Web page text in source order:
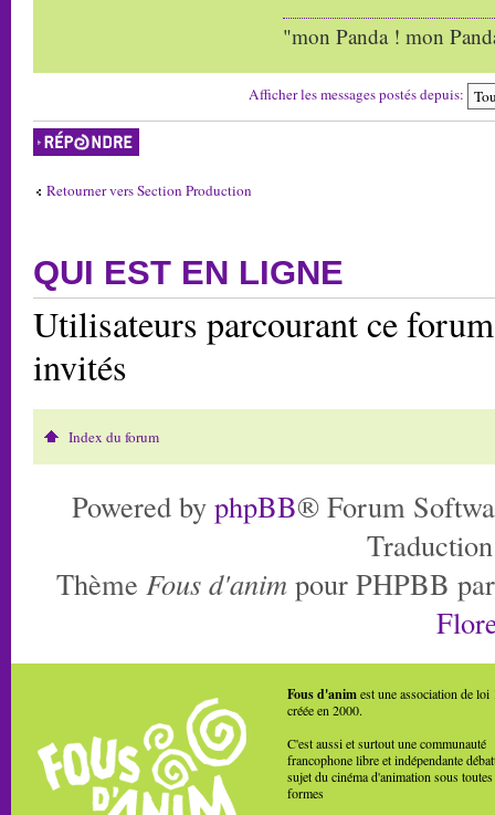
"mon Panda ! mon
Afficher les messages postés depuis:
Répondre
Retourner vers Section Production
QUI EST EN LIGNE
Utilisateurs parcourant ce
invités
Index du forum
Powered by phpBB® Forum
Thème Fous d'anim pour PHPBB
Fous d'animest une association de loi
créée en 2000.
C'est aussi et surtout une communauté
francophone libre et indépendante
sujet du cinéma d'animation sous toutes
formes